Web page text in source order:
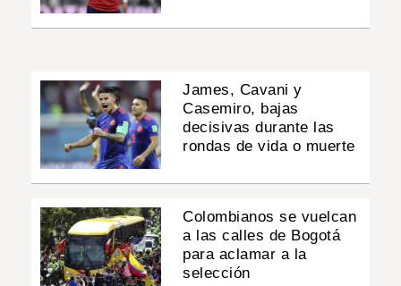
James, Cavani y
Casemiro, bajas
decisivas durante las
rondas de vida o muerte
Colombianos se vuelcan
a las calles de Bogotá
para aclamar a la
selección